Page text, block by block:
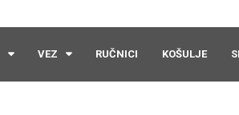
VEZ RUČNICI KOŠULJE